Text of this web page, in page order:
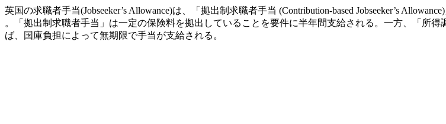
英国の求職者手当(Jobseeker’s Allowance)は、「拠出制求職者手当 (Contribution-based Jobseeker’s
。「拠出制求職者手当」は一定の保険料を拠出していることを要件に半年間支給される。一方、「所
ば、国庫負担によって無期限で手当が支給される。